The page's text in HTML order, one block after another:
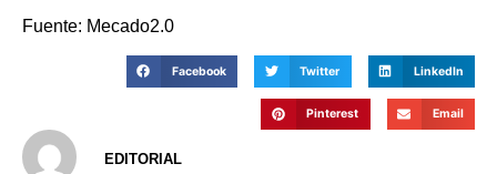
Fuente: Mecado2.0
Facebook Twitter LinkedIn
Pinterest Email
EDITORIAL